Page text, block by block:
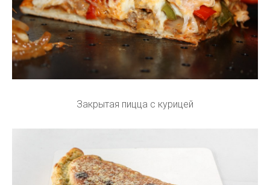
Закрытая пицца с курицей